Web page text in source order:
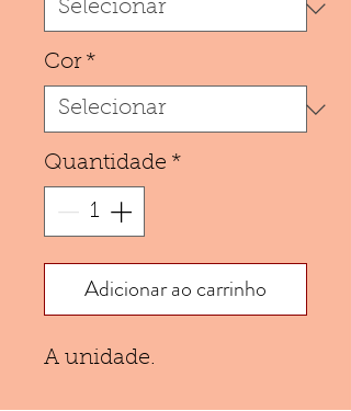
Cor *
Quantidade *
Adicionar ao carrinho
A unidade.